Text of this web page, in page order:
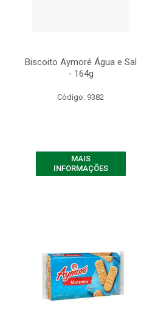
Biscoito Aymoré Água e Sal
- 164g
Código: 9382
MAIS
INFORMAÇÕES